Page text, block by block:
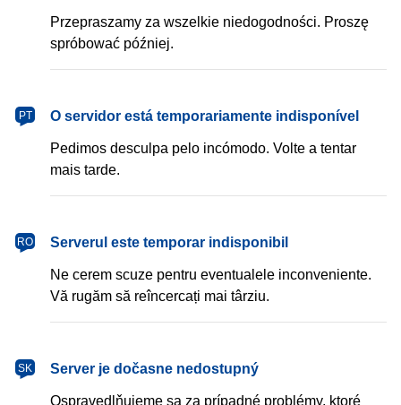
Przepraszamy za wszelkie niedogodności. Proszę
spróbować później.
PT
portuguêsO servidor está temporariamente indisponível
Pedimos desculpa pelo incómodo. Volte a tentar
mais tarde.
RO
românăServerul este temporar indisponibil
Ne cerem scuze pentru eventualele inconveniente.
Vă rugăm să reîncercați mai târziu.
SK
slovenčinaServer je dočasne nedostupný
Ospravedlňujeme sa za prípadné problémy, ktoré